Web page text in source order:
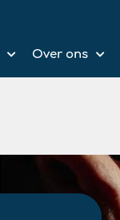
Over ons